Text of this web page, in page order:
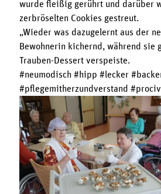
wurde fleißig gerührt und darüber
zerbröselten Cookies gestreut.
„Wieder was dazugelernt aus der
Bewohnerin kichernd, während sie
Trauben-Dessert verspeiste.
#neumodisch #hipp #lecker
#pflegemitherzundverstand